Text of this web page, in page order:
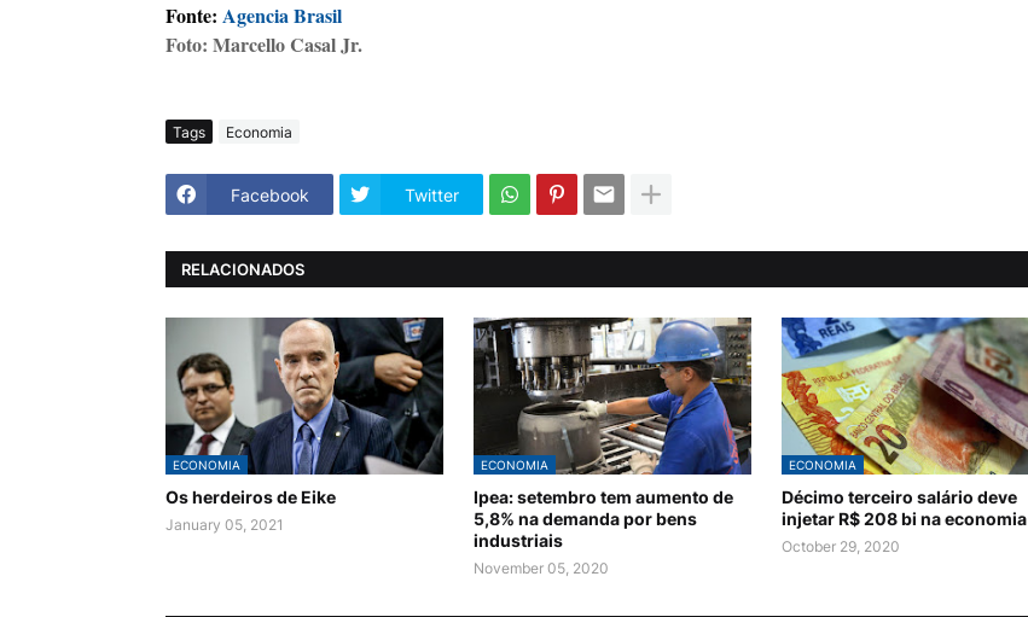
Fonte: Agencia Brasil
Foto: Marcello Casal Jr.
Tags Economia
Facebook Twitter
RELACIONADOS
ECONOMIA
Os herdeiros de Eike
January 05, 2021
ECONOMIA
Ipea: setembro tem aumento de
5,8% na demanda por bens
industriais
November 05, 2020
ECONOMIA
Décimo terceiro salário deve
injetar R$ 208 bi na economia
October 29, 2020